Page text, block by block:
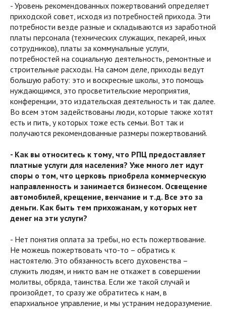
- Уровень рекомендованных пожертвований определяет
приходской совет, исходя из потребностей прихода. Эти
потребности везде разные и складываются из заработной
платы персонала (технических служащих, пекарей, иных
сотрудников), платы за коммунальные услуги,
потребностей на социальную деятельность, ремонтные и
строительные расходы. На самом деле, приходы ведут
большую работу: это и воскресные школы, это помощь
нуждающимся, это просветительские мероприятия,
конференции, это издательская деятельность и так далее.
Во всем этом задействованы люди, которые также хотят
есть и пить, у которых тоже есть семьи. Вот так и
получаются рекомендованные размеры пожертвований.
- Как вы относитесь к тому, что РПЦ предоставляет
платные услуги для населения? Уже много лет идут
споры о том, что церковь приобрела коммерческую
направленность и занимается бизнесом. Освещение
автомобилей, крещение, венчание и т.д. Все это за
деньги. Как быть тем прихожанам, у которых нет
денег на эти услуги?
- Нет понятия оплата за требы, но есть пожертвование.
Не можешь пожертвовать что-то – обратись к
настоятелю. Это обязанность всего духовенства –
служить людям, и никто вам не откажет в совершении
молитвы, обряда, таинства. Если же такой случай и
произойдет, то сразу же обратитесь к нам, в
епархиальное управление, и мы устраним недоразумение.